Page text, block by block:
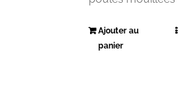
Ajouter au
panier